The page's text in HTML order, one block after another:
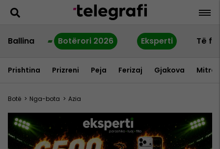
Ballina Botërori 2026 Eksperti Të
Prishtina Prizreni Peja Ferizaj Gjakova
Botë > Nga-bota > Azia